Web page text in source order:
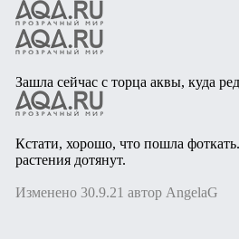
Зашла сейчас с торца аквы, куда
Кстати, хорошо, что пошла
растения дотянут.
Изменено 30.9.21 автор AngelaG